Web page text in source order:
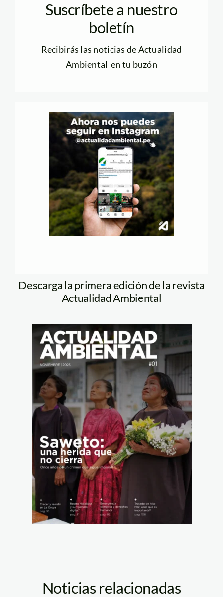
Suscríbete a nuestro
boletín
Recibirás las noticias de Actualidad
Ambiental en tu buzón
Descarga la primera edición de la revista
Actualidad Ambiental
Noticias relacionadas